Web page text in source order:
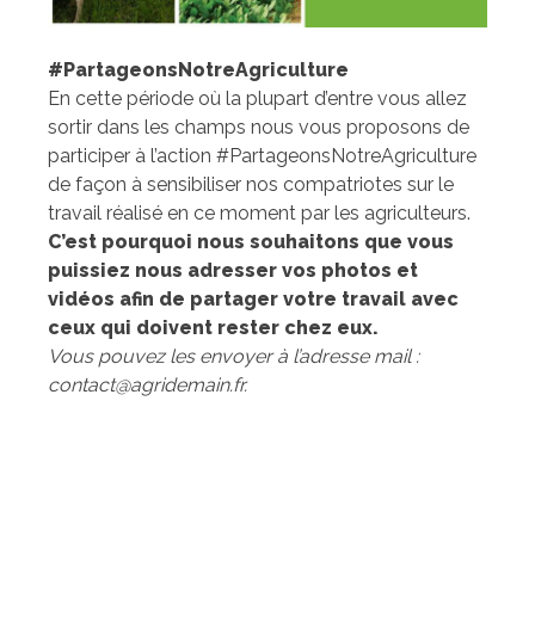
#PartageonsNotreAgriculture
En cette période où la plupart d’entre vous allez
sortir dans les champs nous vous proposons de
participer à l’action #PartageonsNotreAgriculture
de façon à sensibiliser nos compatriotes sur le
travail réalisé en ce moment par les agriculteurs.
C’est pourquoi nous souhaitons que vous
puissiez nous adresser vos photos et
vidéos afin de partager votre travail avec
ceux qui doivent rester chez eux.
Vous pouvez les envoyer à l’adresse mail :
contact@agridemain.fr.